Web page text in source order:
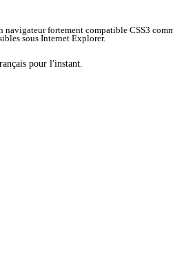
navigateur fortement compatible CSS3
sous Internet Explorer.
pour l'instant.